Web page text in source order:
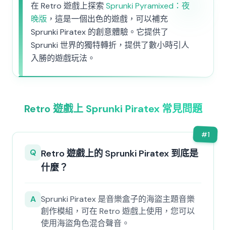
在 Retro 遊戲上探索 Sprunki Pyramixed：夜
晚版 ，這是一個出色的遊戲，可以補充
Sprunki Piratex 的創意體驗。它提供了
Sprunki 世界的獨特轉折，提供了數小時引人
入勝的遊戲玩法。
Retro 遊戲上 Sprunki Piratex 常見問題
#1
Q Retro 遊戲上的 Sprunki Piratex 到底是
什麼？
A Sprunki Piratex 是音樂盒子的海盜主題音樂
創作模組，可在 Retro 遊戲上使用，您可以
使用海盜角色混合聲音。